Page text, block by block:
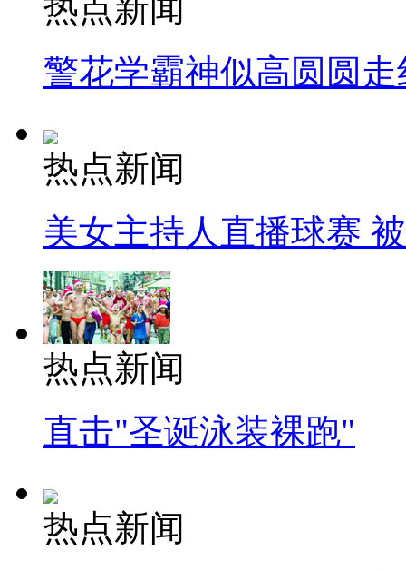
热点新闻
警花学霸神似高圆圆走
热点新闻
美女主持人直播球赛
热点新闻
直击"圣诞泳装裸跑"
热点新闻